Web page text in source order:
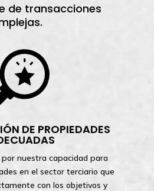
de transacciones
DE PROPIEDADES
nuestra capacidad para
en el sector terciario que
con los objetivos y